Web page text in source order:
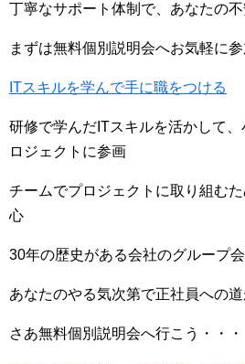
丁寧なサポート体制で、あなたの
まずは無料個別説明会へお気軽に
ITスキルを学んで手に職をつける
研修で学んだITスキルを活かして
ロジェクトに参画
チームでプロジェクトに取り組む
心
30年の歴史がある会社のグループ
あなたのやる気次第で正社員への
さあ無料個別説明会へ行こう・・・